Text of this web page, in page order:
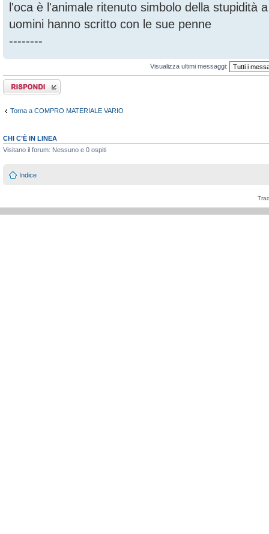
l'oca è l'animale ritenuto simbolo della stupidità
uomini hanno scritto con le sue penne
--------
Visualizza ultimi messaggi:
Rispondi al
messaggio
Torna a COMPRO MATERIALE VARIO
CHI C’È IN LINEA
Visitano il forum: Nessuno e 0 ospiti
Indice